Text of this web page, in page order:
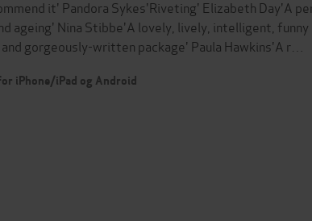
it' Pandora Sykes'Riveting' Elizabeth Day'A
ageing' Nina Stibbe'A lovely, lively, intelligent, funny
gorgeously-written package' Paula Hawkins'A r…
iPhone/iPad og Android